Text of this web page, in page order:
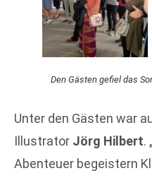
Den Gästen gefiel das
Unter den Gästen war
Illustrator Jörg Hilbert.
Abenteuer begeistern